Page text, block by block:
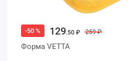
-50 % 129.50 ₽ 259 ₽
Форма VETTA